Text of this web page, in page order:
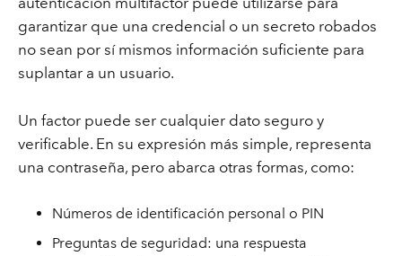
garantizar que una credencial o un secreto robados
no sean por sí mismos información suficiente para
suplantar a un usuario.
Un factor puede ser cualquier dato seguro y
verificable. En su expresión más simple, representa
una contraseña, pero abarca otras formas, como:
Números de identificación personal o PIN
Preguntas de seguridad: una respuesta